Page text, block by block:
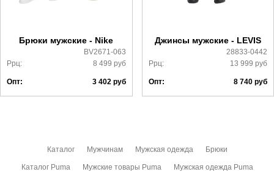
Более детально с условиями доставки и оплаты можно
Брюки мужские - Nike
BV2671-063
Ррц:
8 499 руб
Опт: 3 402руб
Джинсы мужские - LEVIS
28833-0442
Ррц:
13 999 руб
Опт: 8 740 руб
Каталог Мужчинам Мужская одежда Брюки
Каталог Puma Мужские товары Puma Мужская одежда Puma